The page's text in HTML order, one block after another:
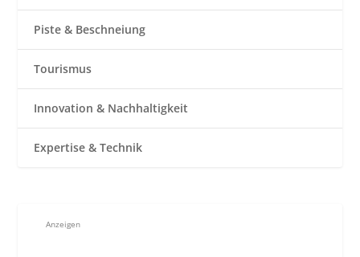
Piste & Beschneiung
Tourismus
Innovation & Nachhaltigkeit
Expertise & Technik
Anzeigen